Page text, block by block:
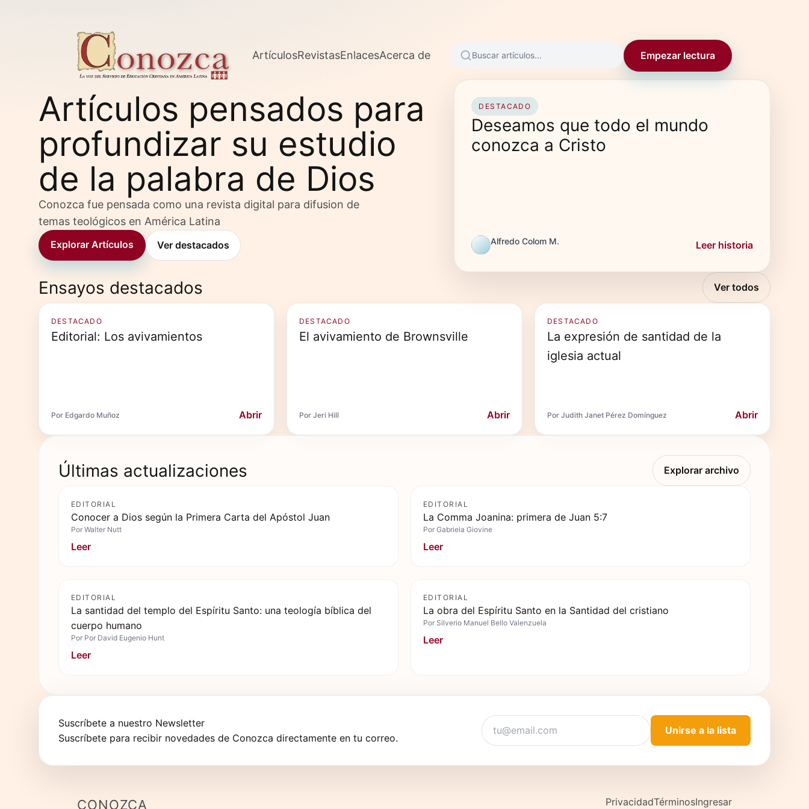
ArtículosRevistasEnlacesAcerca de Buscar artículos... Empezar lectura
Artículos pensados para
profundizar su estudio
de la palabra de Dios
Conozca fue pensada como una revista digital para difusion de
temas teológicos en América Latina
Explorar Artículos Ver destacados
DESTACADO
Deseamos que todo el mundo
conozca a Cristo
Alfredo Colom M. Leer historia
Ensayos destacados Ver todos
DESTACADO
Editorial: Los avivamientos
Por Edgardo Muñoz Abrir
DESTACADO
El avivamiento de Brownsville
Por Jeri Hill Abrir
DESTACADO
La expresión de santidad de la
iglesia actual
Por Judith Janet Pérez Domínguez Abrir
Últimas actualizaciones Explorar archivo
EDITORIAL
Conocer a Dios según la Primera Carta del Apóstol Juan
Por Walter Nutt
Leer
EDITORIAL
La Comma Joanina: primera de Juan 5:7
Por Gabriela Giovine
Leer
EDITORIAL
La santidad del templo del Espíritu Santo: una teología bíblica del
cuerpo humano
Por Por David Eugenio Hunt
Leer
EDITORIAL
La obra del Espíritu Santo en la Santidad del cristiano
Por Silverio Manuel Bello Valenzuela
Leer
Suscríbete a nuestro Newsletter
Suscríbete para recibir novedades de Conozca directamente en tu correo.
Unirse a la lista
CONOZCA PrivacidadTérminosIngresar